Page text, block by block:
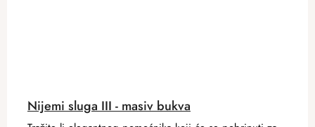
Nijemi sluga III - masiv bukva